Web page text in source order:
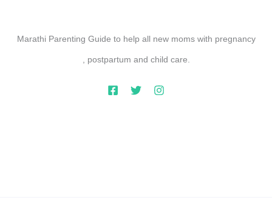
Marathi Parenting Guide to help all new moms with pregnancy
, postpartum and child care.